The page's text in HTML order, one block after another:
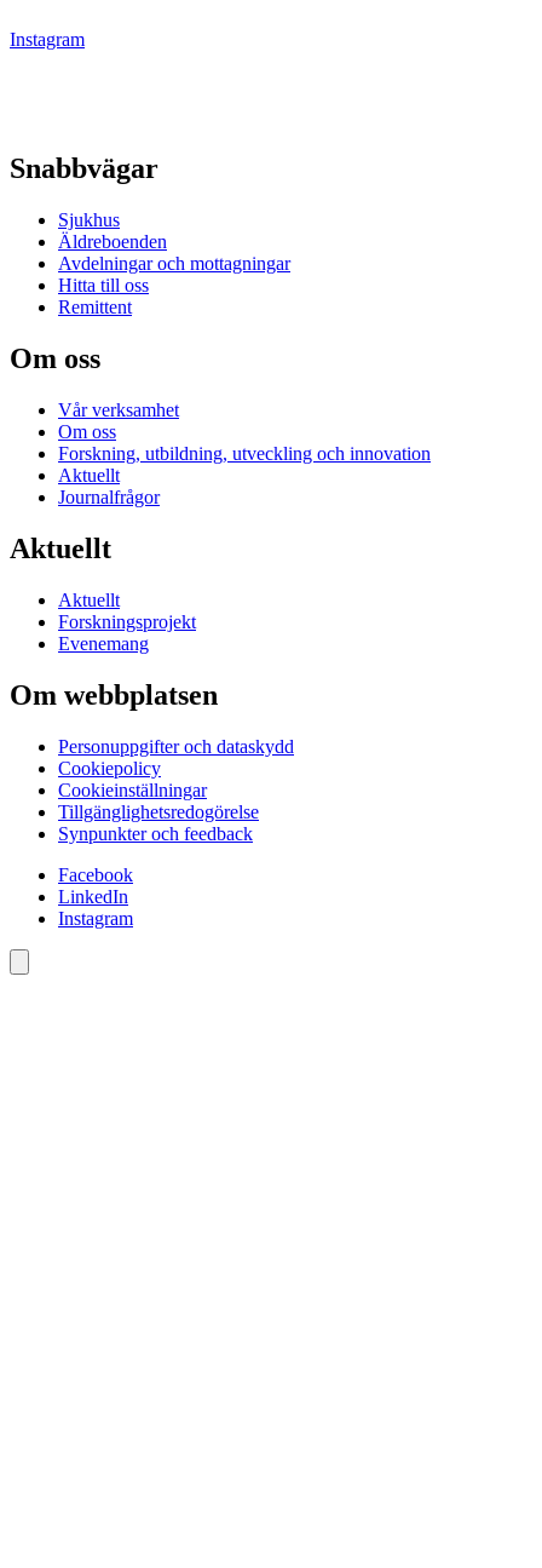
Instagram
Snabbvägar
Sjukhus
Äldreboenden
Avdelningar och mottagningar
Hitta till oss
Remittent
Om oss
Vår verksamhet
Om oss
Forskning, utbildning, utveckling och innovation
Aktuellt
Journalfrågor
Aktuellt
Aktuellt
Forskningsprojekt
Evenemang
Om webbplatsen
Personuppgifter och dataskydd
Cookiepolicy
Cookieinställningar
Tillgänglighetsredogörelse
Synpunkter och feedback
Facebook
LinkedIn
Instagram